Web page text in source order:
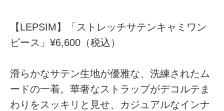
【LEPSIM】「ストレッチサテンキャミワン
ピース」¥6,600（税込）
滑らかなサテン生地が優雅な、洗練されたム
ードの一着。華奢なストラップがデコルテま
わりをスッキリと見せ、カジュアルなインナ